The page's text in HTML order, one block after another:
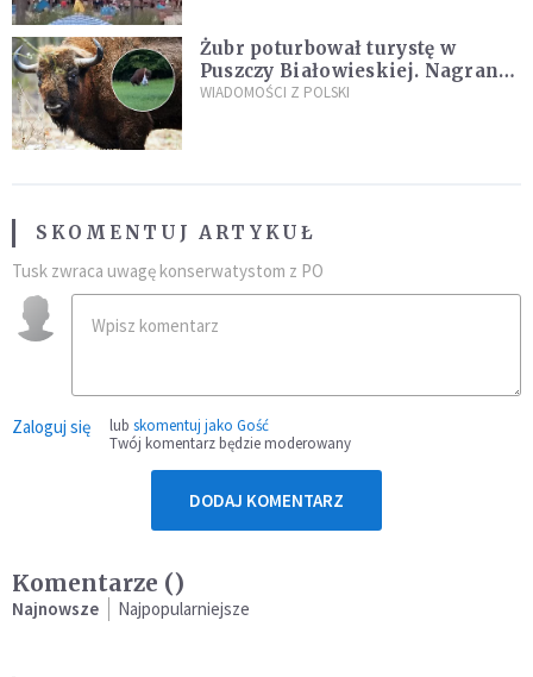
Żubr poturbował turystę w
Puszczy Białowieskiej. Nagranie
daje do myślenia
WIADOMOŚCI Z POLSKI
SKOMENTUJ ARTYKUŁ
Tusk zwraca uwagę konserwatystom z PO
Zaloguj się lub skomentuj jako Gość
Twój komentarz będzie moderowany
DODAJ KOMENTARZ
Komentarze ()
Najnowsze Najpopularniejsze